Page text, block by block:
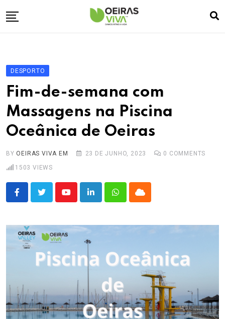
to
Oeiras Marina
Cultura🎭
Turismo✈️
Atividades💬
Agenda🗓️
DESPORTO
Fim-de-semana com
Massagens na Piscina
Oceânica de Oeiras
BY OEIRAS VIVA EM 23 DE JUNHO, 2023 0 COMMENTS
1503 VIEWS
YoutubeLinkedInWhatsappCloud